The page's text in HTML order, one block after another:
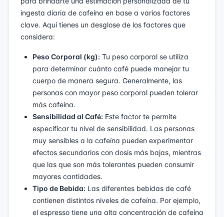
ingesta diaria de cafeína en base a varios factores
clave. Aquí tienes un desglose de los factores que
considera:
Peso Corporal (kg): Tu peso corporal se utiliza
para determinar cuánto café puede manejar tu
cuerpo de manera segura. Generalmente, las
personas con mayor peso corporal pueden tolerar
más cafeína.
Sensibilidad al Café: Este factor te permite
especificar tu nivel de sensibilidad. Las personas
muy sensibles a la cafeína pueden experimentar
efectos secundarios con dosis más bajas, mientras
que las que son más tolerantes pueden consumir
mayores cantidades.
Tipo de Bebida: Las diferentes bebidas de café
contienen distintos niveles de cafeína. Por ejemplo,
el espresso tiene una alta concentración de cafeína